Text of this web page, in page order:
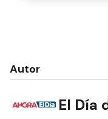
Autor
El Día